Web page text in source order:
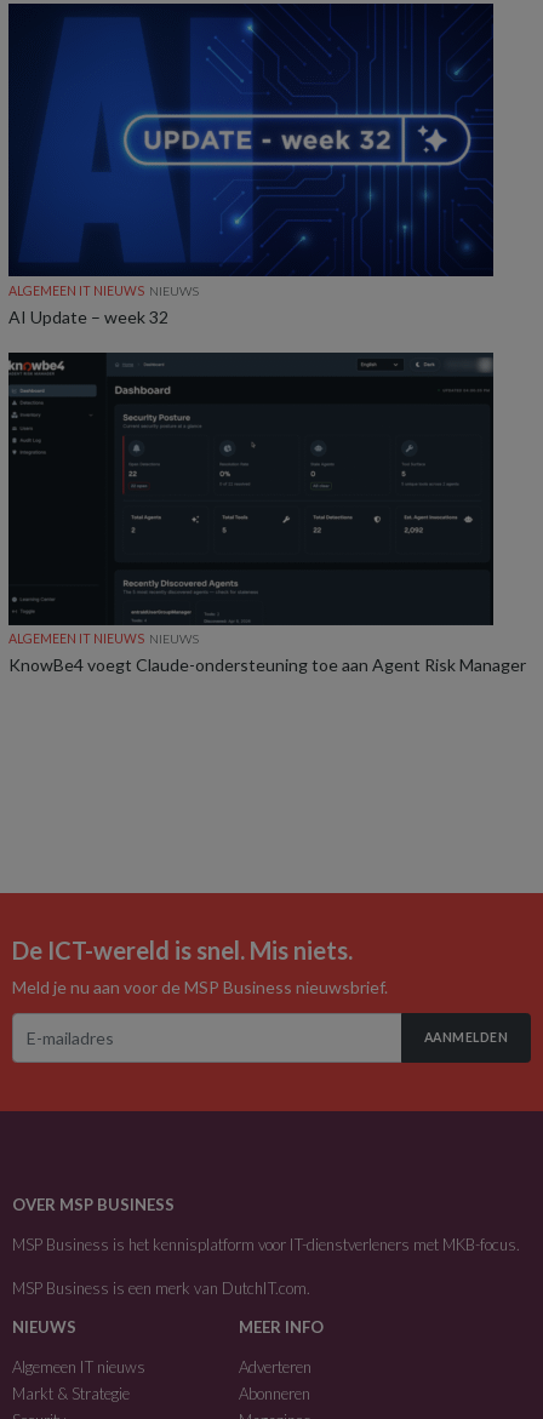
ALGEMEEN IT NIEUWS NIEUWS
AI Update – week 32
ALGEMEEN IT NIEUWS NIEUWS
KnowBe4 voegt Claude-ondersteuning toe aan Agent Risk Manager
De ICT-wereld is snel. Mis niets.
Meld je nu aan voor de MSP Business nieuwsbrief.
AANMELDEN
OVER MSP BUSINESS
MSP Business is het kennisplatform voor IT-dienstverleners met MKB-focus.
MSP Business is een merk van DutchIT.com.
NIEUWS
Algemeen IT nieuws
Markt & Strategie
MEER INFO
Adverteren
Abonneren